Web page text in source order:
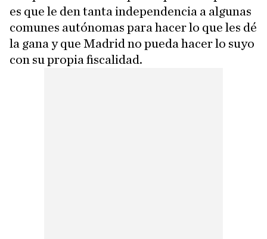
es que le den tanta independencia a algunas
comunes autónomas para hacer lo que les dé
la gana y que Madrid no pueda hacer lo suyo
con su propia fiscalidad.